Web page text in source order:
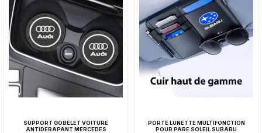
SUPPORT GOBELET VOITURE
ANTIDERAPANT MERCEDES
PORTE LUNETTE MULTIFONCTION
POUR PARE SOLEIL SUBARU